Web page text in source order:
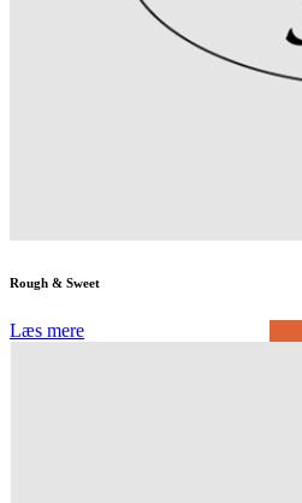
Rough & Sweet
Læs mere